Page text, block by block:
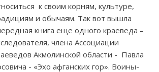
к своим корням, культуре,
и обычаям. Так вот вышла
книга еще одного краеведа –
члена Ассоциации
Акмолинской области - Павла
- «Эхо афганских гор». Воины-